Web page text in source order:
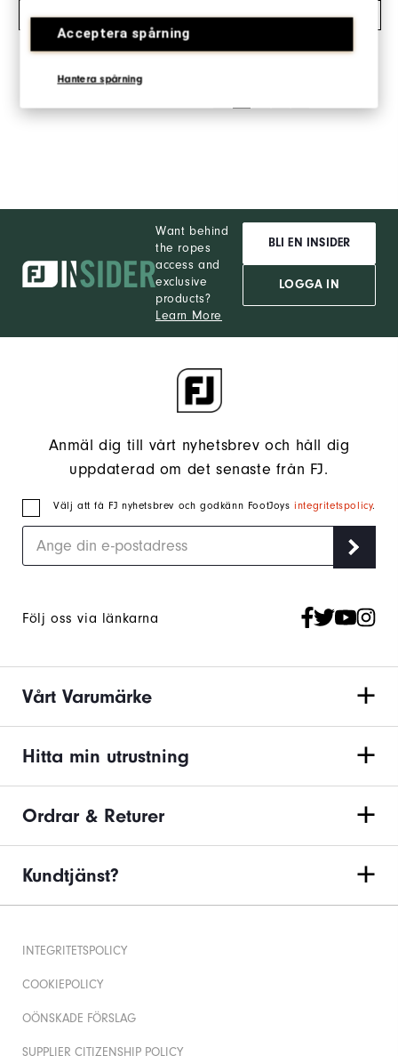
Acceptera spårning
Hantera spårning
Direktköp
Traditions
Direktköp
Want behind
the ropes
access and
exclusive
products?
Learn More
BLI EN INSIDER
LOGGA IN
Anmäl dig till vårt nyhetsbrev och håll dig
uppdaterad om det senaste från FJ.
Välj att få FJ nyhetsbrev och godkänn FootJoysintegritetspolicy.
Följ oss via länkarna
Vårt Varumärke
Hitta min utrustning
Ordrar & Returer
Kundtjänst?
INTEGRITETSPOLICY
COOKIEPOLICY
OÖNSKADE FÖRSLAG
SUPPLIER CITIZENSHIP POLICY